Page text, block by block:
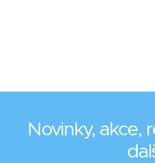
Novinky, akce,